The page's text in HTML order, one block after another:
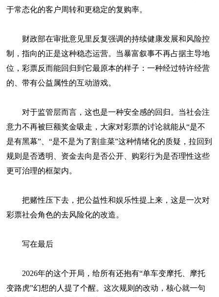
于常态化的客户周转和更稳定的复购率。
财政部在审批意见里反复强调的持续健康发展和风险控
制，指向的正是这种稳态运营。当暴富叙事不再占据主导地
位，彩票反而能回归到它最原本的样子：一种经过特许经营
的、带有公益属性的互动游戏。
对于监管层而言，这也是一种安全感的回归。当社会注
意力不再被巨额奖金吸走，大家对彩票的讨论就能从“是不
是有黑幕”、“是不是为了割韭菜”这种情绪化的质疑，拉回到
规则是否透明、资金去向是否公开、购彩行为是否理性这些
更可治理的框架内。
把赌性压下去，把公益性和娱乐性提上来，这是一次对
彩票社会角色的去风险化的改造。
写在最后
2026年的这个开局，给所有还抱有“单车变摩托、摩托
变路虎”幻想的人提了个醒。这次规则的改动，核心就一句